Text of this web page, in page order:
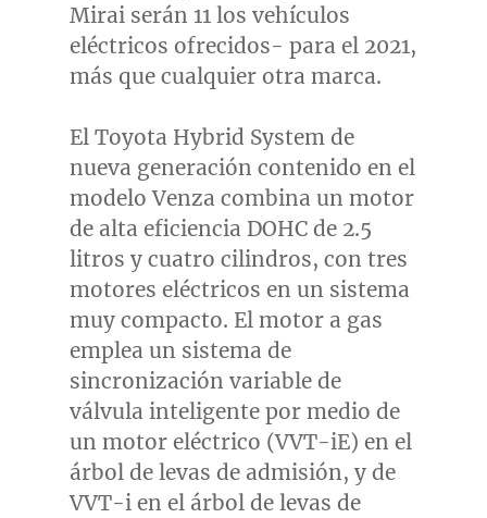
Mirai serán 11 los vehículos
eléctricos ofrecidos- para el 2021,
más que cualquier otra marca.
El Toyota Hybrid System de
nueva generación contenido en el
modelo Venza combina un motor
de alta eficiencia DOHC de 2.5
litros y cuatro cilindros, con tres
motores eléctricos en un sistema
muy compacto. El motor a gas
emplea un sistema de
sincronización variable de
válvula inteligente por medio de
un motor eléctrico (VVT-iE) en el
árbol de levas de admisión, y de
VVT-i en el árbol de levas de